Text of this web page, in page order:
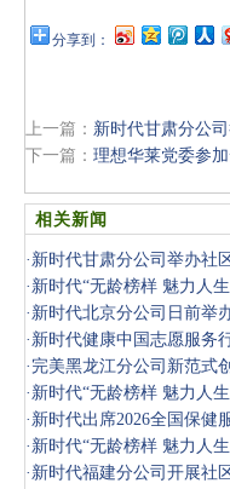
分享到：
上一篇： 新时代甘肃分公
下一篇： 理想华莱党委参
相关新闻
· 新时代甘肃分公司举办社
· 新时代“无龄榜样 魅力人
· 新时代北京分公司日前举
· 新时代健康中国志愿服务
· 完美黑龙江分公司新范式
· 新时代“无龄榜样 魅力人
· 新时代出席2026全国保健
· 新时代“无龄榜样 魅力人
· 新时代福建分公司开展社